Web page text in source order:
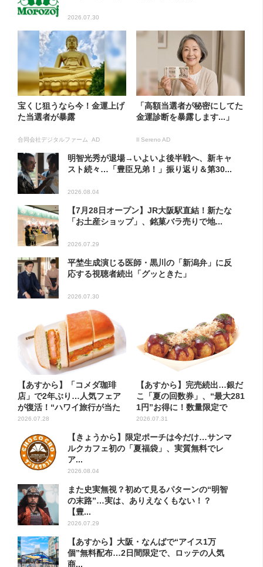
2026.07.30
宝くじ狙うなら今！金運上げ
た当選者が暴露
合同会社デジタルファーム AD
「高額当選者が秘密にしてた
金運診断を暴露します...」
Il Sereno AD
明智光秀が退場→いよいよ後半戦へ、新キャ
スト続々…「豊臣兄弟！」振り返り＆第30...
2026.08.04
【7月28日オープン】JR大阪駅直結！新たな
「お土産ショップ」、銘菓バラ売りで地...
2026.07.29
平埜生成演じる医師・黒川の「新潟弁」に反
応する視聴者続出「グッときた」
2026.07.30
【あすから】「コメダ珈琲
店」で2年ぶり…人気フェア
が復活！“ハワイ旅行が当た
る”...
2026.07.28
【あすから】完売続出…銀だ
こ「夏の回数券」、“最大281
1円”お得に！数量限定で
2026.07.31
【きょうから】限定ポーチは今だけ…サンマ
ルクカフェ初の「夏福袋」、実質無料でレ
ア...
2026.08.04
また史実無視？初めて見るパターンの“明智
の末路”…実は、ありえなくもない！？
【豊...
2026.07.29
【あすから】大阪・なんばで“アイス1万
個”無料配布…2日間限定で、ロッテの人気
商...